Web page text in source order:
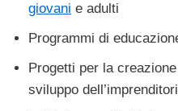
giovani e adulti
Programmi di
Progetti per la
sviluppo